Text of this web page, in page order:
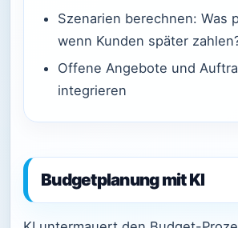
Szenarien berechnen: Was
wenn Kunden später
Offene Angebote und
integrieren
Budgetplanung mit KI